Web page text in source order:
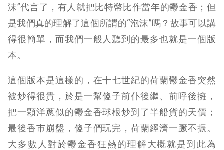
沫”代言了，有人就把比特幣比作當年的鬱金香；但
是我們真的理解了這個所謂的“泡沫”嗎？故事可以講
得很簡單，而我們一般人聽到的最多也就是一個版
本。
這個版本是這樣的，在十七世紀的荷蘭鬱金香突然
被炒得很貴，於是一幫傻子前仆後繼、前呼後擁，
把一顆洋蔥似的鬱金香球根炒到了半船貨的天價；
最後香市崩盤，傻子們玩完，荷蘭經濟一蹶不振。
大多數人對於鬱金香狂熱的理解大概就是到此為